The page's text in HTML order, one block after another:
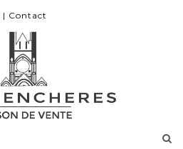
| Contact